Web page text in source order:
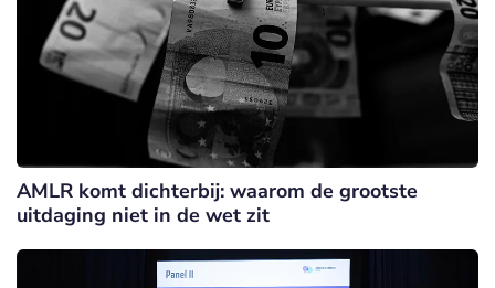
AMLR komt dichterbij: waarom de grootste
uitdaging niet in de wet zit